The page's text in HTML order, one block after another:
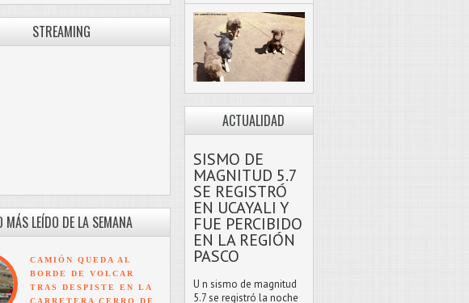
STREAMING
MÁS LEÍDO DE LA SEMANA
CAMIÓN QUEDA AL
BORDE DE VOLCAR
TRAS DESPISTE EN LA
CARRETERA CERRO DE
ACTUALIDAD
SISMO DE
MAGNITUD 5.7
SE REGISTRÓ
EN UCAYALI Y
FUE PERCIBIDO
EN LA REGIÓN
PASCO
U n sismo de magnitud
5.7 se registró la noche